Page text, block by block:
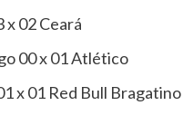
x 02 Ceará
00 x 01 Atlético
x 01 Red Bull Bragatino